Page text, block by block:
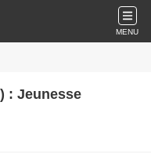
MENU
: Jeunesse